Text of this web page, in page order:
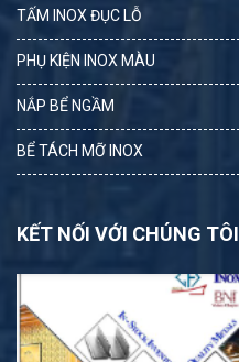
TẤM INOX ĐỤC LỖ
PHỤ KIỆN INOX MÀU
NẮP BỂ NGẦM
BỂ TÁCH MỠ INOX
KẾT NỐI VỚI CHÚNG TÔI